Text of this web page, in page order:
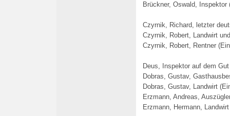
Brückner, Oswald, Inspektor
Czyrnik, Richard, letzter
Czyrnik, Robert, Landwirt
Czyrnik, Robert, Rentner
Deus, Inspektor auf dem
Dobras, Gustav,
Dobras, Gustav, Landwirt
Erzmann, Andreas,
Erzmann, Hermann,